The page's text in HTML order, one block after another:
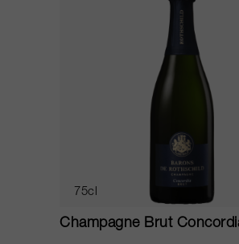
75cl
Champagne Brut